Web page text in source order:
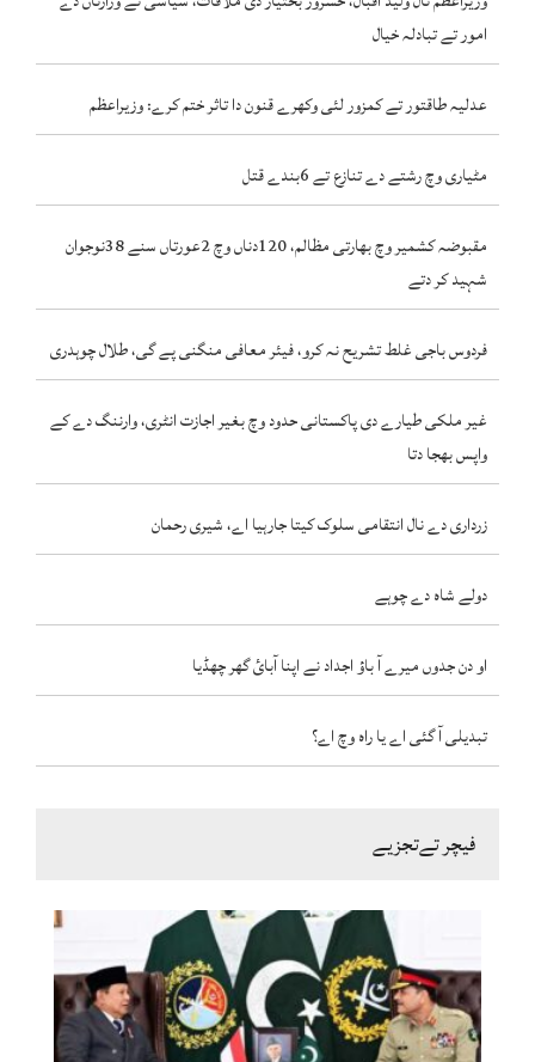
امور تے تبادلہ خیال
عدلیہ طاقتور تے کمزور لئی وکھرے قنون دا تاثر ختم کرے: وزیراعظم
مٹیاری وچ رشتے دے تنازع تے 6بندے قتل
مقبوضہ کشمیر وچ بھارتی مظالم، 120دناں وچ 2عورتاں سنے 38نوجوان
شہید کر دتے
فردوس باجی غلط تشریح نہ کرو، فیئر معافی منگنی پے گی، طلال چوہدری
غیر ملکی طیارے دی پاکستانی حدود وچ بغیر اجازت انٹری، وارننگ دے کے
واپس بھجا دتا
زرداری دے نال انتقامی سلوک کیتا جارہیا اے، شیری رحمان
دولے شاہ دے چوہے
او دن جدوں میرے آ باؤ اجداد نے اپنا آبائ گھر چھڈیا
تبدیلی آ گئی اے یا راہ وچ اے؟
فیچر تےتجزیے